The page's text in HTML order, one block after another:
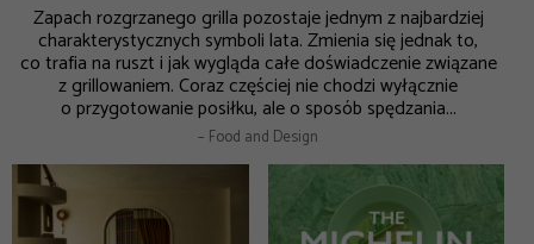
Zapach rozgrzanego grilla pozostaje jednym z najbardziej
charakterystycznych symboli lata. Zmienia się jednak to,
co trafia na ruszt i jak wygląda całe doświadczenie związane
z grillowaniem. Coraz częściej nie chodzi wyłącznie
o przygotowanie posiłku, ale o sposób spędzania...
– Food and Design